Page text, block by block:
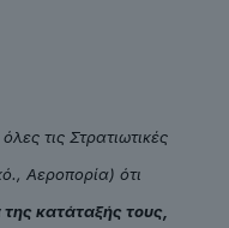
τις Στρατιωτικές
Αεροπορία) ότι
κατάταξής τους,